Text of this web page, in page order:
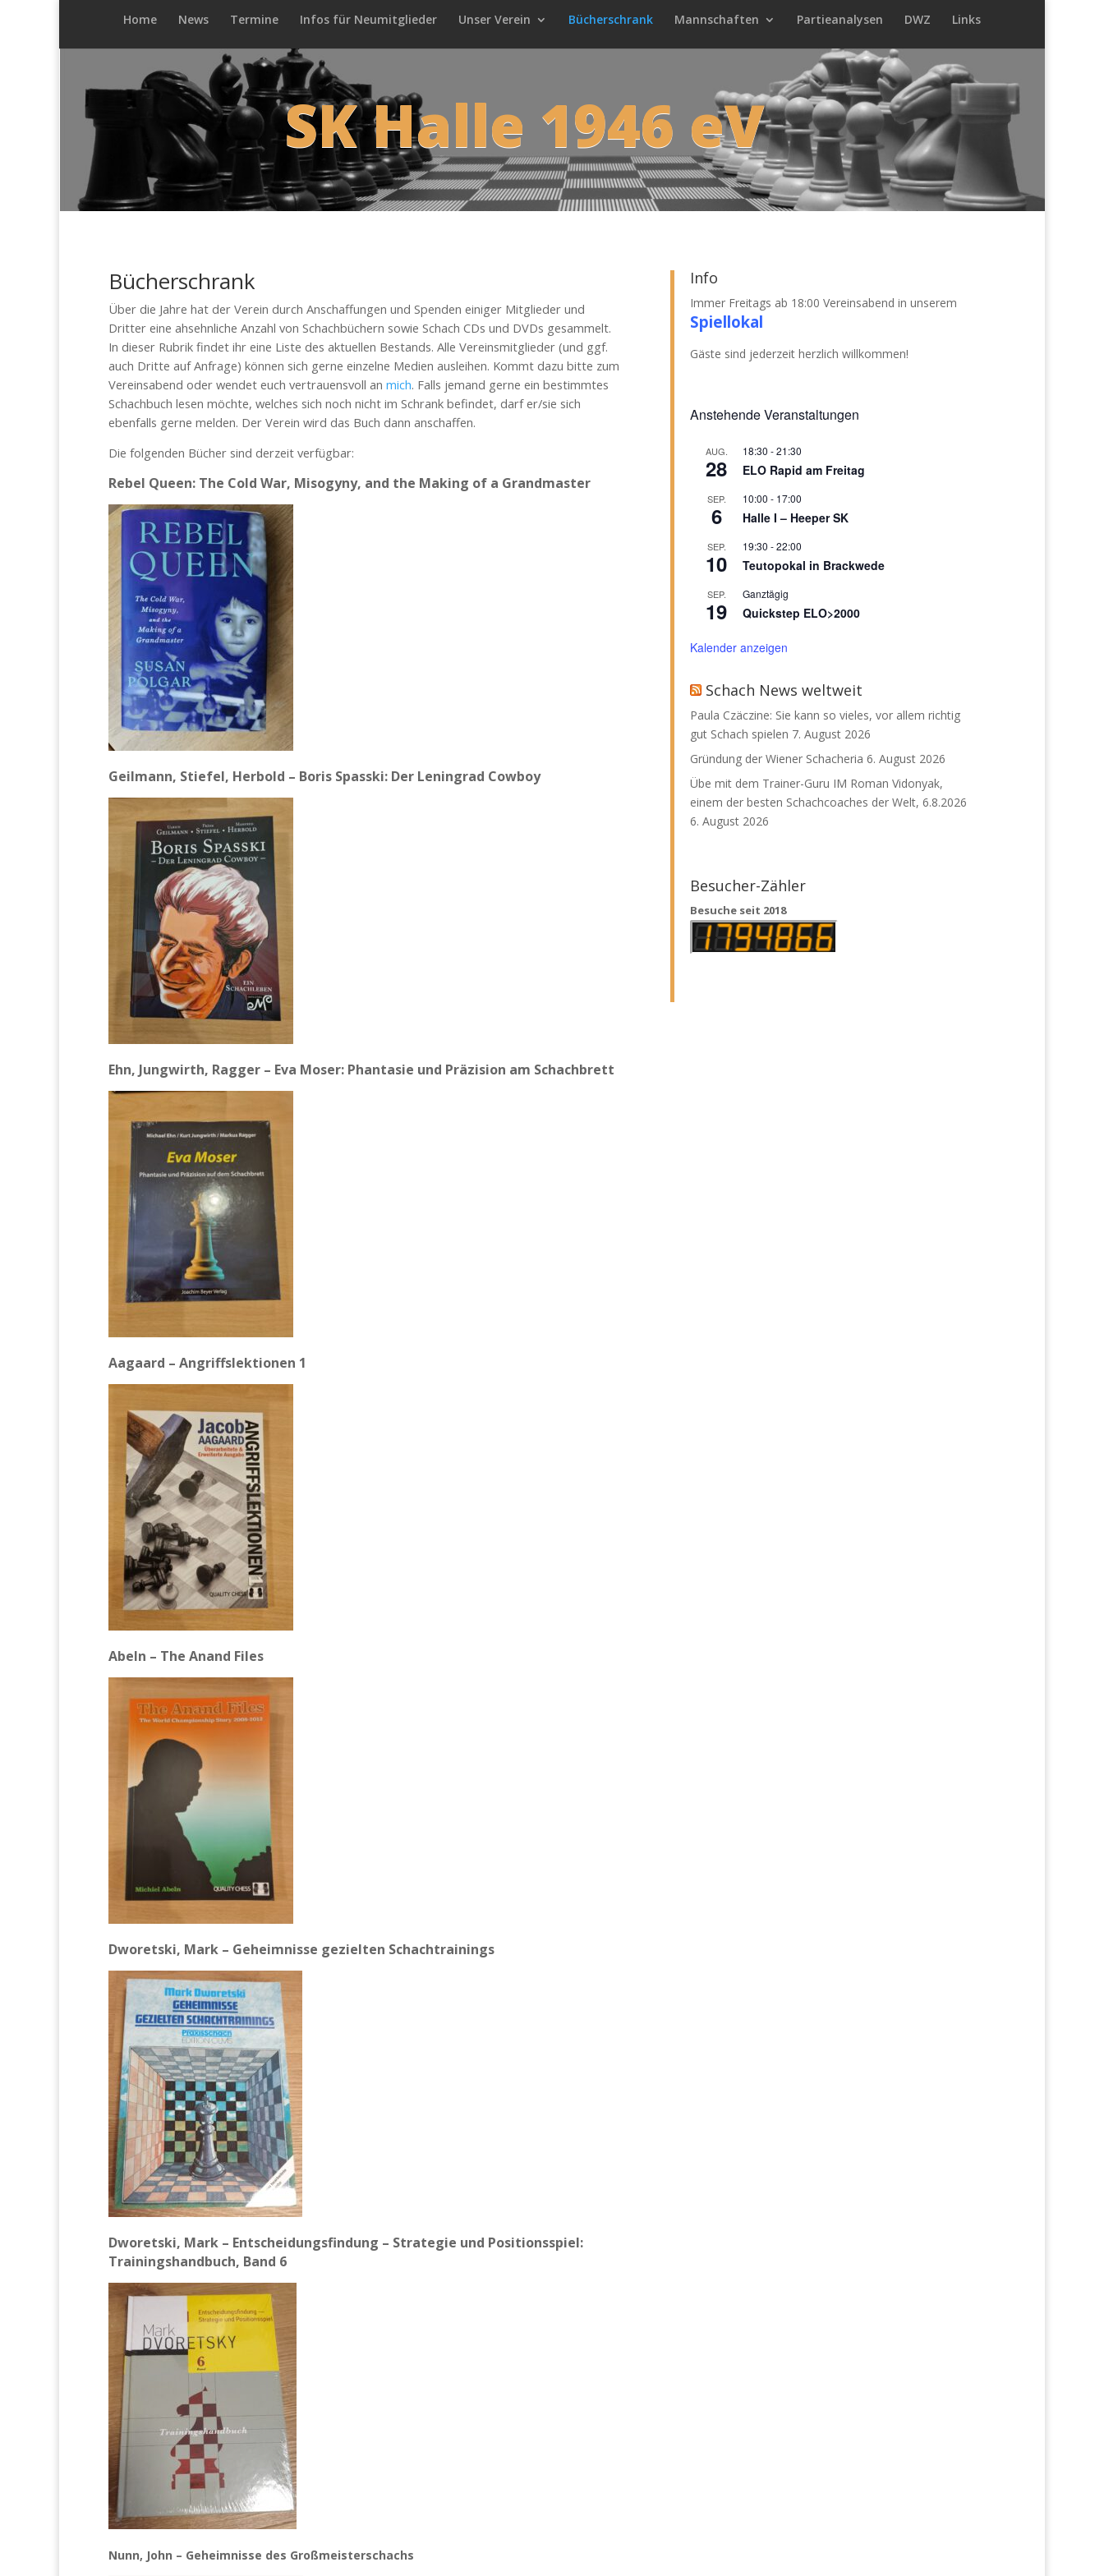
Home News Termine Infos für Neumitglieder Unser Verein Bücherschrank Mannschaften Partieanalysen DWZ Links
SK Halle 1946 eV
Bücherschrank
Über die Jahre hat der Verein durch Anschaffungen und Spenden einiger Mitglieder und
Dritter eine ahsehnliche Anzahl von Schachbüchern sowie Schach CDs und DVDs gesammelt.
In dieser Rubrik findet ihr eine Liste des aktuellen Bestands. Alle Vereinsmitglieder (und ggf.
auch Dritte auf Anfrage) können sich gerne einzelne Medien ausleihen. Kommt dazu bitte zum
Vereinsabend oder wendet euch vertrauensvoll an mich. Falls jemand gerne ein bestimmtes
Schachbuch lesen möchte, welches sich noch nicht im Schrank befindet, darf er/sie sich
ebenfalls gerne melden. Der Verein wird das Buch dann anschaffen.
Die folgenden Bücher sind derzeit verfügbar:
Rebel Queen: The Cold War, Misogyny, and the Making of a Grandmaster
Geilmann, Stiefel, Herbold – Boris Spasski: Der Leningrad Cowboy
Ehn, Jungwirth, Ragger – Eva Moser: Phantasie und Präzision am Schachbrett
Aagaard – Angriffslektionen 1
Abeln – The Anand Files
Dworetski, Mark – Geheimnisse gezielten Schachtrainings
Dworetski, Mark – Entscheidungsfindung – Strategie und Positionsspiel:
Trainingshandbuch, Band 6
Nunn, John – Geheimnisse des Großmeisterschachs
Info
Immer Freitags ab 18:00 Vereinsabend in unserem
Spiellokal
Gäste sind jederzeit herzlich willkommen!
Anstehende Veranstaltungen
AUG.
28
18:30 -21:30
ELO Rapid am Freitag
SEP.
6
10:00 - 17:00
Halle I – Heeper SK
SEP.
10
19:30 -22:00
Teutopokal in Brackwede
SEP.
19
Ganztägig
Quickstep ELO>2000
Kalender anzeigen
Schach News weltweit
Paula Czäczine: Sie kann so vieles, vor allem richtig
gut Schach spielen 7. August 2026
Gründung der Wiener Schacheria 6. August 2026
Übe mit dem Trainer-Guru IM Roman Vidonyak,
einem der besten Schachcoaches der Welt, 6.8.2026
6. August 2026
Besucher-Zähler
Besuche seit 2018